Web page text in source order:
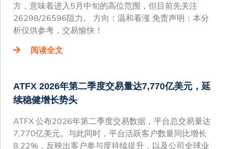
方，意味着进入5月中旬的高位范围，但目前先关注
26298/26596阻力。 方向：温和看涨 免责声明：本分
析仅供参考，交易愉快！
阅读全文
ATFX 2026年第二季度交易量达7,770亿美元，延
续稳健增长势头
ATFX 公布2026年第二季度交易数据，平台总交易量达
7,770亿美元。与此同时，平台活跃客户数量同比增长
8.22%，反映出客户参与度持续提升，以及公司全球业